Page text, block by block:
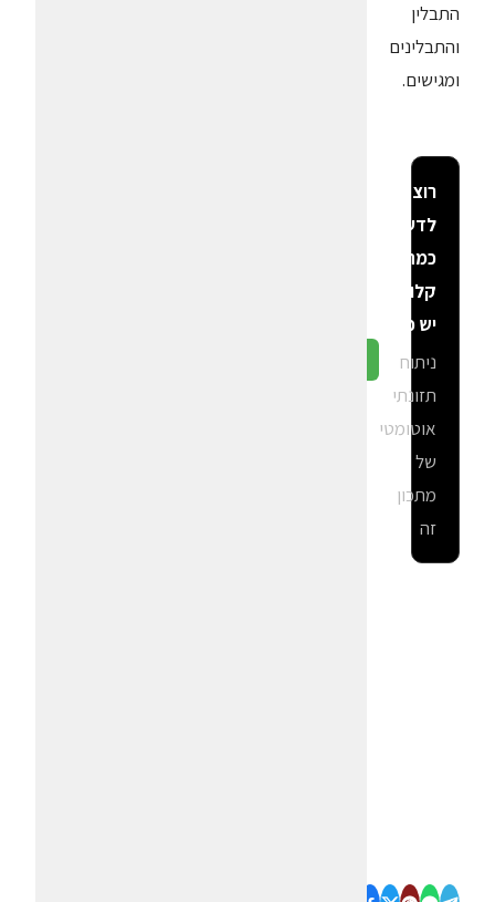
התבלין
והתבלינים
ומגישים.
רוצה
לדעת
כמה
קלוריות
יש פה?
ניתוח
תזונתי
אוטומטי
של
מתכון
זה